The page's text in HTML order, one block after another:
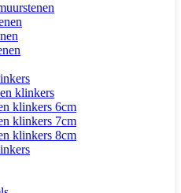
klinkers
klinkers 6cm
klinkers 7cm
klinkers 8cm